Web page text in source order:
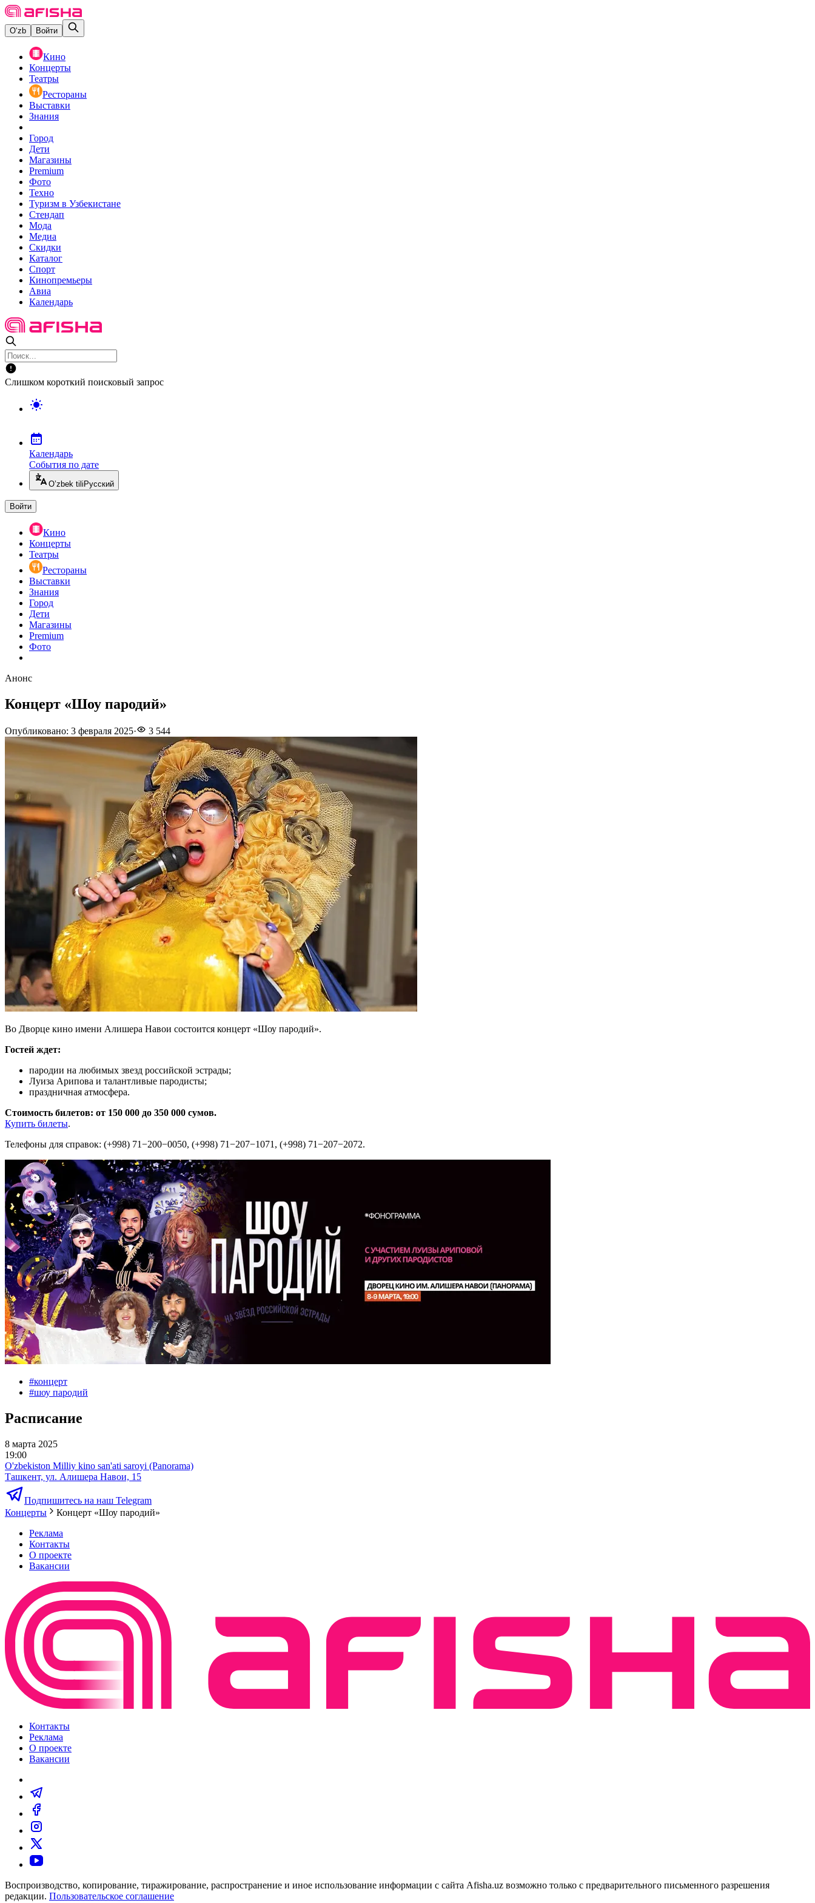
O‘zb Войти
Кино
Концерты
Театры
Рестораны
Выставки
Знания
Город
Дети
Магазины
Premium
Фото
Техно
Туризм в Узбекистане
Стендап
Мода
Медиа
Скидки
Каталог
Спорт
Кинопремьеры
Авиа
Календарь
Слишком короткий поисковый запрос
Календарь
События по дате
O’zbek tili Русский
Войти
Кино
Концерты
Театры
Рестораны
Выставки
Знания
Город
Дети
Магазины
Premium
Фото
Анонс
Концерт «Шоу пародий»
Опубликовано: 3 февраля 2025· 3 544
Во Дворце кино имени Алишера Навои состоится концерт «Шоу пародий».
Гостей ждет:
пародии на любимых звезд российской эстрады;
Луиза Арипова и талантливые пародисты;
праздничная атмосфера.
Стоимость билетов: от 150 000 до 350 000 сумов.
Купить билеты.
Телефоны для справок: (+998) 71−200−0050, (+998) 71−207−1071, (+998) 71−207−2072.
#концерт
#шоу пародий
Расписание
8 марта 2025
19:00
O'zbekiston Milliy kino san'ati saroyi (Panorama)
Ташкент, ул. Алишера Навои, 15
Подпишитесь на наш Telegram
Концерты
Концерт «Шоу пародий»
Реклама
Контакты
О проекте
Вакансии
Контакты
Реклама
О проекте
Вакансии
Воспроизводство, копирование, тиражирование, распространение и иное использование информации с сайта Afisha.uz возможно только с предварительного письменного разрешения
редакции. Пользовательское соглашение